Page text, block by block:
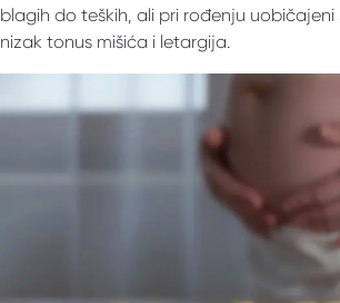
blagih do teških, ali pri rođenju
nizak tonus mišića i letargija.